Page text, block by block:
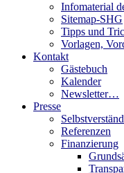
Infomaterial
Sitemap-SHG
Tipps und
Vorlagen,
Kontakt
Gästebuch
Kalender
Newsletter…
Presse
Referenzen
Finanzierung